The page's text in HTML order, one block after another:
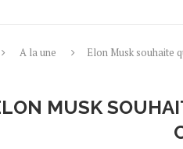
A la une
Elon Musk souhaite
MUSK